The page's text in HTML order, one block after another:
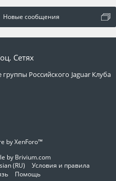
Новые сообщения
Сетях
Российского Jaguar Клуба
by XenForo™
by Brivium.com
(RU)
Условия и правила
Помощь